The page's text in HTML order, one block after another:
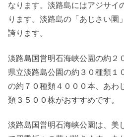
なります。淡路島にはアジサイ
ります。淡路島の「あじさい園
誇ります。
淡路島国営明石海峡公園の約２
県立淡路島公園の約３０種類１
の約７０種類４０００本、あわ
類３５００株がおすすめです。
淡路島国営明石海峡公園は、美